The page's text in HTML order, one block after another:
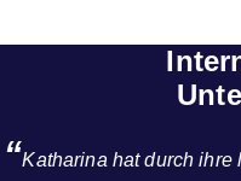
“Katharina hat durch